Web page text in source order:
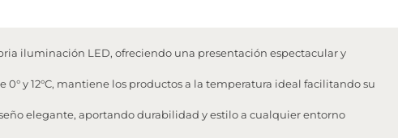
iluminación LED, ofreciendo una presentación espectacular y
y 12°C, mantiene los productos a la temperatura ideal facilitando su
elegante, aportando durabilidad y estilo a cualquier entorno